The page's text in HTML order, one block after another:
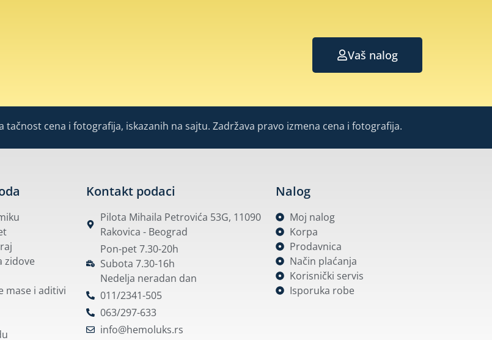
Vaš nalog
cena i fotografija, iskazanih na sajtu. Zadržava pravo izmena cena i fotografija.
zidove
mase i aditivi
Kontakt podaci
Pilota Mihaila Petrovića 53G, 11090
Rakovica - Beograd
Pon-pet 7.30-20h
Subota 7.30-16h
Nedelja neradan dan
011/2341-505
063/297-633
info@hemoluks.rs
Nalog
Moj nalog
Korpa
Prodavnica
Način plaćanja
Korisnički servis
Isporuka robe